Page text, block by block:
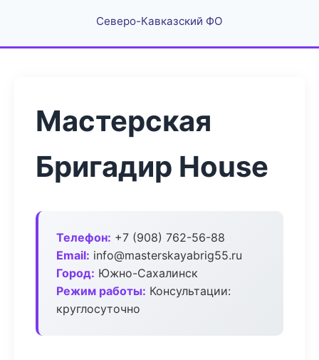
Северо-Кавказский ФО
Мастерская
Бригадир House
Телефон: +7 (908) 762-56-88
Email: info@masterskayabrig55.ru
Город: Южно-Сахалинск
Режим работы: Консультации:
круглосуточно